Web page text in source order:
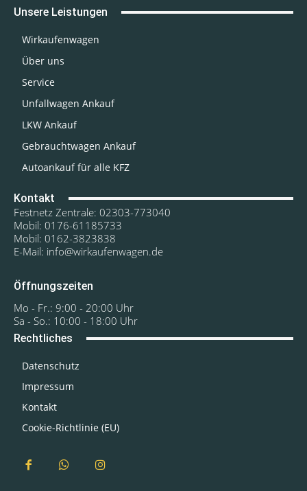
Unsere Leistungen
Wirkaufenwagen
Über uns
Service
Unfallwagen Ankauf
LKW Ankauf
Gebrauchtwagen Ankauf
Autoankauf für alle KFZ
Kontakt
Festnetz Zentrale: 02303-773040
Mobil: 0176-61185733
Mobil: 0162-3823838
E-Mail: info@wirkaufenwagen.de
Öffnungszeiten
Mo - Fr.: 9:00 - 20:00 Uhr
Sa - So.: 10:00 - 18:00 Uhr
Rechtliches
Datenschutz
Impressum
Kontakt
Cookie-Richtlinie (EU)